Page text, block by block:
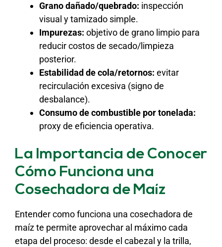
Grano dañado/quebrado: inspección
visual y tamizado simple.
Impurezas: objetivo de grano limpio para
reducir costos de secado/limpieza
posterior.
Estabilidad de cola/retornos: evitar
recirculación excesiva (signo de
desbalance).
Consumo de combustible por tonelada:
proxy de eficiencia operativa.
La Importancia de Conocer
Cómo Funciona una
Cosechadora de Maíz
Entender como funciona una cosechadora de
maíz te permite aprovechar al máximo cada
etapa del proceso: desde el cabezal y la trilla,